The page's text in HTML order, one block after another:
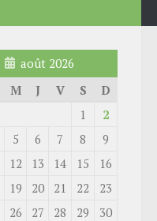
août 2026
M J V S
D
1
2
5 6 7 8
9
12 13 14 15
16
19 20 21 22
23
26 27 28 29
30